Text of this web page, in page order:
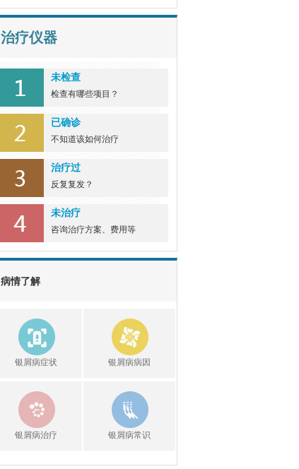
治疗仪器
未检查
检查有哪些项目？
已确诊
不知道该如何治疗
治疗过
反复复发？
未治疗
咨询治疗方案、费用等
病情了解
银屑病症状 银屑病病因
银屑病治疗 银屑病常识